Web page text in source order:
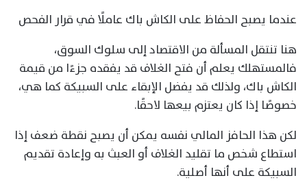
عندما يصبح الحفاظ على الكاش باك عاملًا في قرار الفحص
هنا تنتقل المسألة من الاقتصاد إلى سلوك السوق،
فالمستهلك يعلم أن فتح الغلاف قد يفقده جزءًا من قيمة
الكاش باك، ولذلك قد يفضل الإبقاء على السبيكة كما هي،
خصوصًا إذا كان يعتزم بيعها لاحقًا.
لكن هذا الحافز المالي نفسه يمكن أن يصبح نقطة ضعف إذا
استطاع شخص ما تقليد الغلاف أو العبث به وإعادة تقديم
السبيكة على أنها أصلية.